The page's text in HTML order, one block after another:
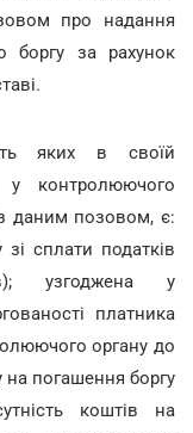
про надання
боргу за рахунок
яких в своїй
у контролюючого
даним позовом, є:
сплати податків
узгоджена у
платника
органу до
погашення боргу
коштів на